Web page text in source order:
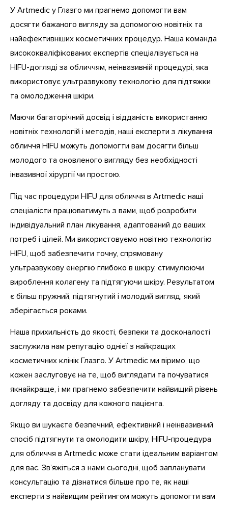
У Artmedic у Глазго ми прагнемо допомогти вам
досягти бажаного вигляду за допомогою новітніх та
найефективніших косметичних процедур. Наша команда
висококваліфікованих експертів спеціалізується на
HIFU-догляді за обличчям, неінвазивній процедурі, яка
використовує ультразвукову технологію для підтяжки
та омолодження шкіри.
Маючи багаторічний досвід і відданість використанню
новітніх технологій і методів, наші експерти з лікування
обличчя HIFU можуть допомогти вам досягти більш
молодого та оновленого вигляду без необхідності
інвазивної хірургії чи простою.
Під час процедури HIFU для обличчя в Artmedic наші
спеціалісти працюватимуть з вами, щоб розробити
індивідуальний план лікування, адаптований до ваших
потреб і цілей. Ми використовуємо новітню технологію
HIFU, щоб забезпечити точну, спрямовану
ультразвукову енергію глибоко в шкіру, стимулюючи
вироблення колагену та підтягуючи шкіру. Результатом
є більш пружний, підтягнутий і молодий вигляд, який
зберігається роками.
Наша прихильність до якості, безпеки та досконалості
заслужила нам репутацію однієї з найкращих
косметичних клінік Глазго. У Artmedic ми віримо, що
кожен заслуговує на те, щоб виглядати та почуватися
якнайкраще, і ми прагнемо забезпечити найвищий рівень
догляду та досвіду для кожного пацієнта.
Якщо ви шукаєте безпечний, ефективний і неінвазивний
спосіб підтягнути та омолодити шкіру, HIFU-процедура
для обличчя в Artmedic може стати ідеальним варіантом
для вас. Зв’яжіться з нами сьогодні, щоб запланувати
консультацію та дізнатися більше про те, як наші
експерти з найвищим рейтингом можуть допомогти вам